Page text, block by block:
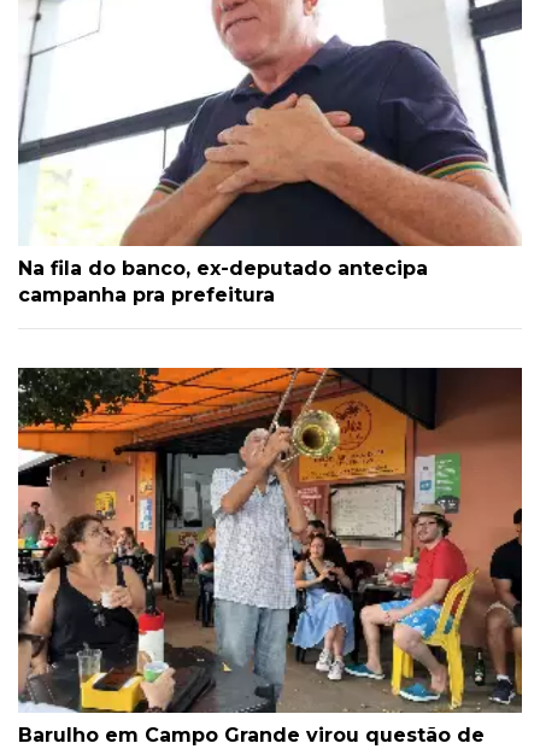
Na fila do banco, ex-deputado antecipa
campanha pra prefeitura
Barulho em Campo Grande virou questão de